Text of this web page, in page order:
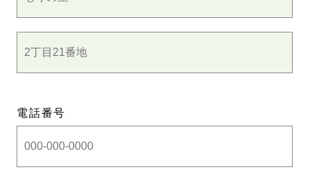
電話番号